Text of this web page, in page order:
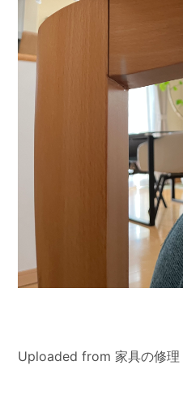
Uploaded from 家具の修理